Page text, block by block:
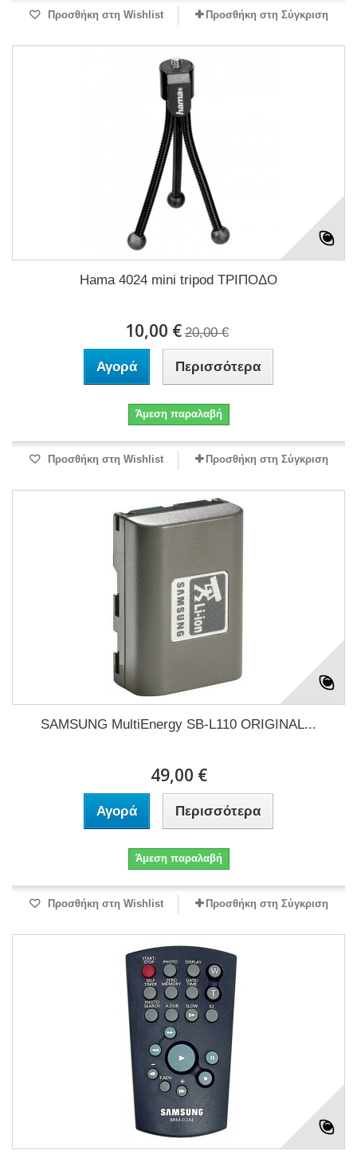
Προσθήκη στη Wishlist Προσθήκη στη Σύγκριση
Hama 4024 mini tripod ΤΡΙΠΟΔΟ
10,00 € 20,00 €
Αγορά Περισσότερα
Άμεση παραλαβή
Προσθήκη στη Wishlist Προσθήκη στη Σύγκριση
SAMSUNG MultiEnergy SB-L110 ORIGINAL...
49,00 €
Αγορά Περισσότερα
Άμεση παραλαβή
Προσθήκη στη Wishlist Προσθήκη στη Σύγκριση